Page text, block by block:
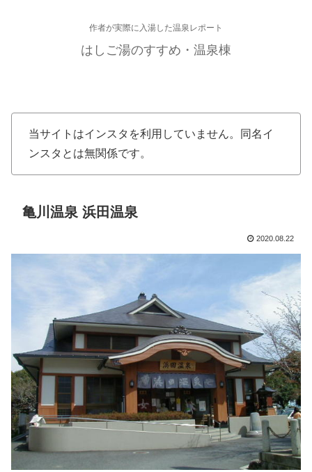
作者が実際に入湯した温泉レポート
はしご湯のすすめ・温泉棟
当サイトはインスタを利用していません。同名イ
ンスタとは無関係です。
亀川温泉 浜田温泉
2020.08.22